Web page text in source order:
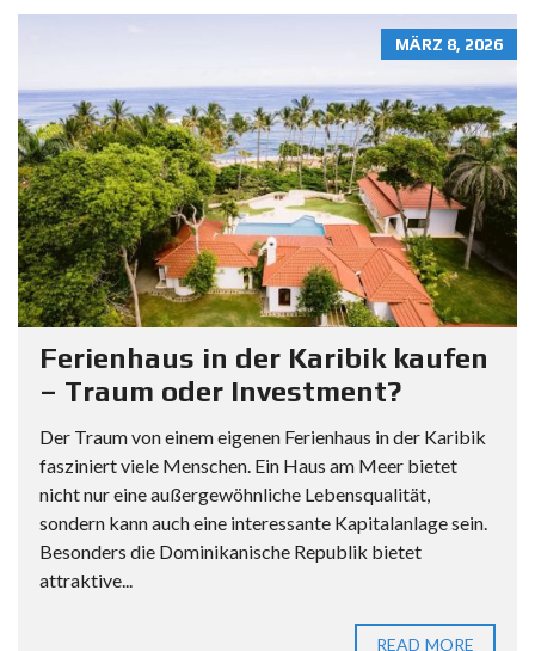
MÄRZ 8, 2026
Ferienhaus in der Karibik kaufen
– Traum oder Investment?
Der Traum von einem eigenen Ferienhaus in der Karibik
fasziniert viele Menschen. Ein Haus am Meer bietet
nicht nur eine außergewöhnliche Lebensqualität,
sondern kann auch eine interessante Kapitalanlage sein.
Besonders die Dominikanische Republik bietet
attraktive...
READ MORE